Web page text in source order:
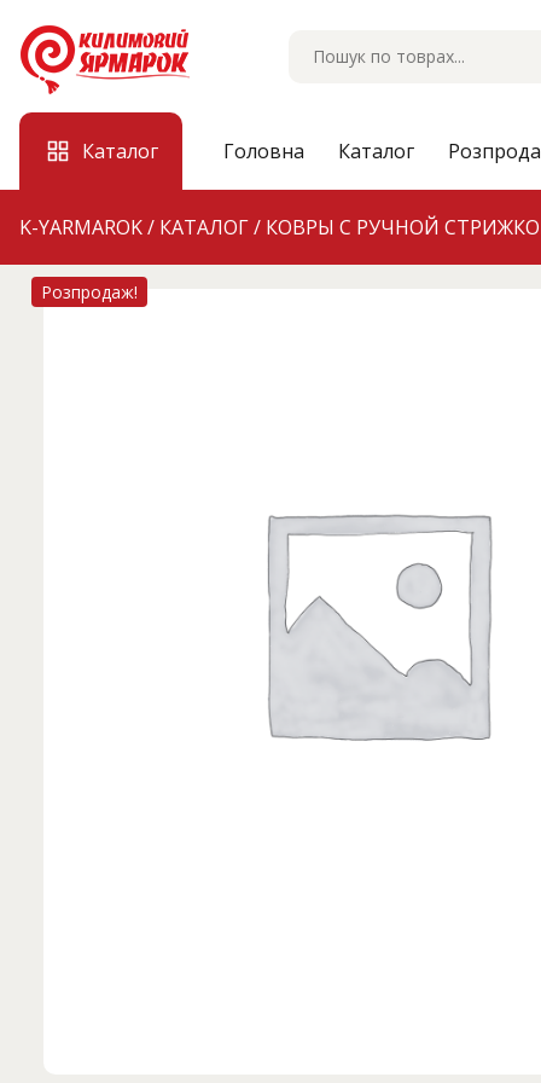
content
Каталог Головна Каталог
K-YARMAROK/ КАТАЛОГ/ КОВРЫ С РУЧНОЙ
Розпродаж!